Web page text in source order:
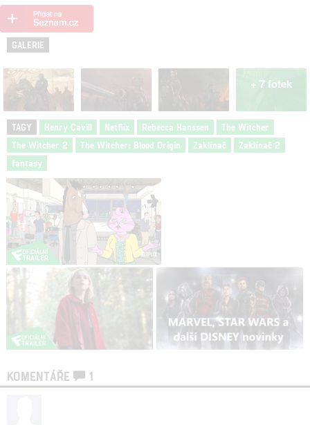
GALERIE
+ 7 fotek
TAGY Henry Cavill Netflix Rebecca Hanssen
The Witcher
The Witcher 2
The Witcher: Blood Origin Zaklínač
Zaklínač 2
fantasy
KOMENTÁŘE 1